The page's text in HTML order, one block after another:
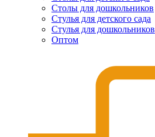
Столы для дошкольников
Стулья для детского сада
Стулья для дошкольников
Оптом